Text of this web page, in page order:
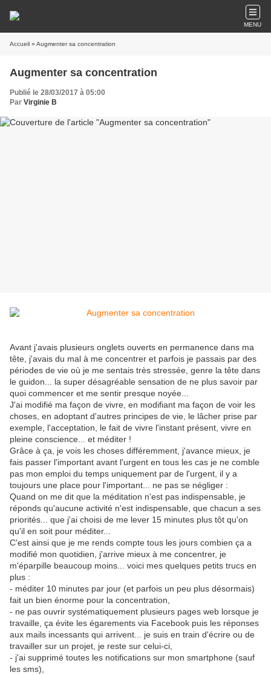
MENU
Accueil » Augmenter sa concentration
Augmenter sa concentration
Publié le 28/03/2017 à 05:00
Par Virginie B
Avant j'avais plusieurs onglets ouverts en permanence dans ma
tête, j'avais du mal à me concentrer et parfois je passais par des
périodes de vie où je me sentais très stressée, genre la tête dans
le guidon... la super désagréable sensation de ne plus savoir par
quoi commencer et me sentir presque noyée...
J'ai modifié ma façon de vivre, en modifiant ma façon de voir les
choses, en adoptant d'autres principes de vie, le lâcher prise par
exemple, l'acceptation, le fait de vivre l'instant présent, vivre en
pleine conscience... et méditer !
Grâce à ça, je vois les choses différemment, j'avance mieux, je
fais passer l'important avant l'urgent en tous les cas je ne comble
pas mon emploi du temps uniquement par de l'urgent, il y a
toujours une place pour l'important... ne pas se négliger :
Quand on me dit que la méditation n'est pas indispensable, je
réponds qu'aucune activité n'est indispensable, que chacun a ses
priorités... que j'ai choisi de me lever 15 minutes plus tôt qu'on
qu'il en soit pour méditer...
C'est ainsi que je me rends compte tous les jours combien ça a
modifié mon quotidien, j'arrive mieux à me concentrer, je
m'éparpille beaucoup moins... voici mes quelques petits trucs en
plus :
- méditer 10 minutes par jour (et parfois un peu plus désormais)
fait un bien énorme pour la concentration,
- ne pas ouvrir systématiquement plusieurs pages web lorsque je
travaille, ça évite les égarements via Facebook puis les réponses
aux mails incessants qui arrivent... je suis en train d'écrire ou de
travailler sur un projet, je reste sur celui-ci,
- j'ai supprimé toutes les notifications sur mon smartphone (sauf
les sms),